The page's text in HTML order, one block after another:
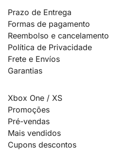
Prazo de Entrega
Formas de pagamento
Reembolso e cancelamento
Política de Privacidade
Frete e Envíos
Garantias
Xbox One / XS
Promoções
Pré-vendas
Mais vendidos
Cupons descontos